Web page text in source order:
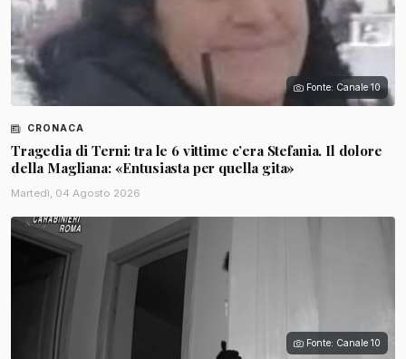
Fonte: Canale 10
CRONACA
Tragedia di Terni: tra le 6 vittime c’era Stefania. Il dolore
della Magliana: «Entusiasta per quella gita»
Martedì, 04 Agosto 2026
Fonte: Canale 10